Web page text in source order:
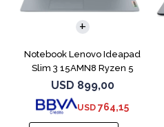
Notebook Lenovo Ideapad
Slim 3 15AMN8 Ryzen 5
7520U 512 16GB
USD 899,00
USD 764,15